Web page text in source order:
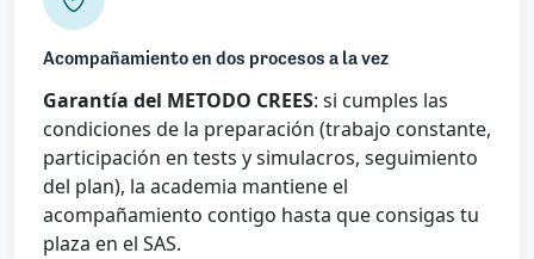
Acompañamiento en dos procesos a la vez
Garantía del METODO CREES: si cumples las
condiciones de la preparación (trabajo constante,
participación en tests y simulacros, seguimiento
del plan), la academia mantiene el
acompañamiento contigo hasta que consigas tu
plaza en el SAS.